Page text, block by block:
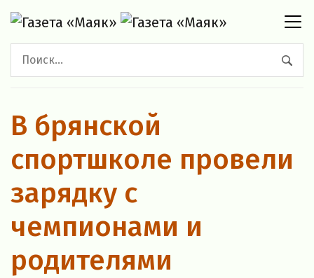
В брянской
спортшколе провели
зарядку с
чемпионами и
родителями